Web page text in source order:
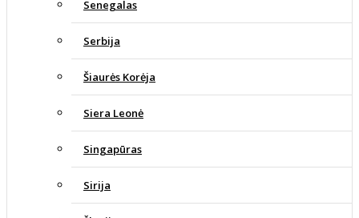
Senegalas
Serbija
Šiaurės Korėja
Siera Leonė
Singapūras
Sirija